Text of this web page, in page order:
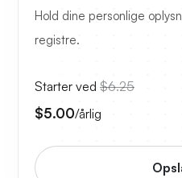
Hold dine personlige
registre.
Starter ved $6.25
$5.00/årlig